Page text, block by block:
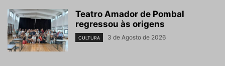
Teatro Amador de Pombal
regressou às origens
CULTURA 3 de Agosto de 2026